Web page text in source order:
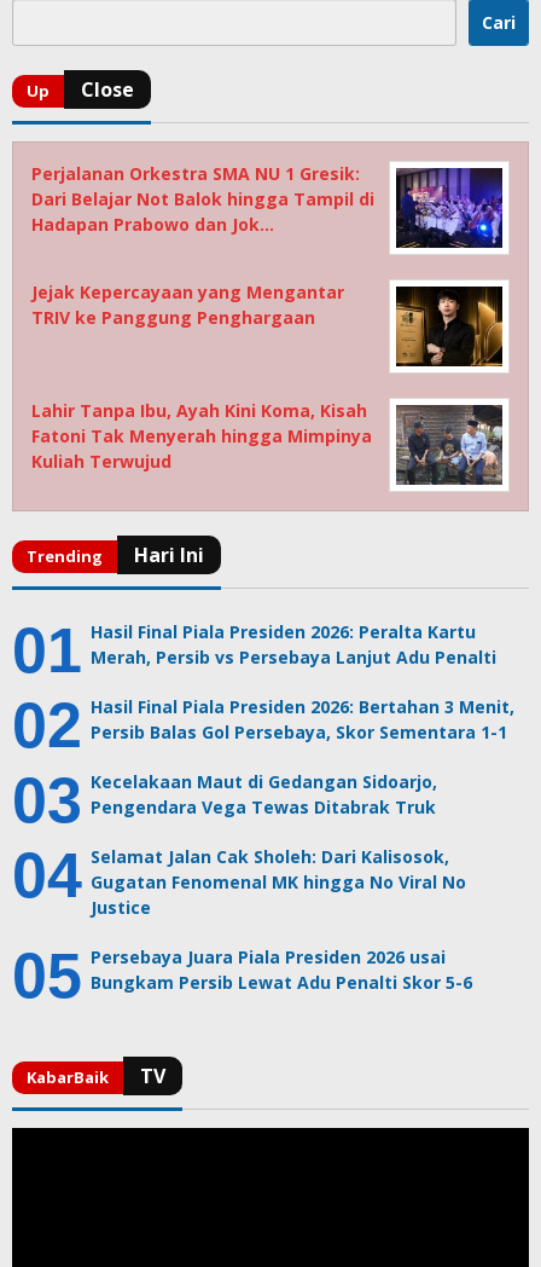
Cari
Perjalanan Orkestra SMA NU 1 Gresik:
Dari Belajar Not Balok hingga Tampil di
Hadapan Prabowo dan Jok…
Jejak Kepercayaan yang Mengantar
TRIV ke Panggung Penghargaan
Lahir Tanpa Ibu, Ayah Kini Koma, Kisah
Fatoni Tak Menyerah hingga Mimpinya
Kuliah Terwujud
Hasil Final Piala Presiden 2026: Peralta Kartu
Merah, Persib vs Persebaya Lanjut Adu Penalti
Hasil Final Piala Presiden 2026: Bertahan 3 Menit,
Persib Balas Gol Persebaya, Skor Sementara 1-1
Kecelakaan Maut di Gedangan Sidoarjo,
Pengendara Vega Tewas Ditabrak Truk
Selamat Jalan Cak Sholeh: Dari Kalisosok,
Gugatan Fenomenal MK hingga No Viral No
Justice
Persebaya Juara Piala Presiden 2026 usai
Bungkam Persib Lewat Adu Penalti Skor 5-6